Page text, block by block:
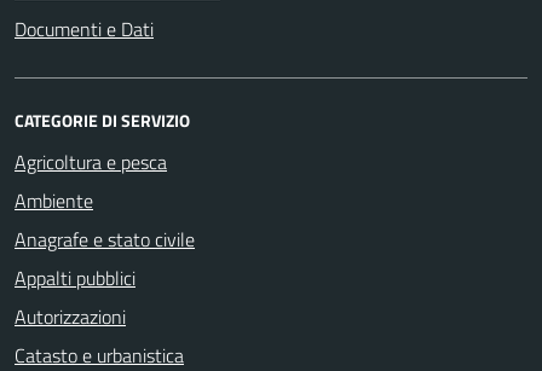
Documenti e Dati
CATEGORIE DI SERVIZIO
Agricoltura e pesca
Ambiente
Anagrafe e stato civile
Appalti pubblici
Autorizzazioni
Catasto e urbanistica